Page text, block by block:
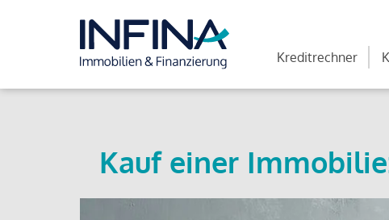
Kreditrechner
Kauf einer